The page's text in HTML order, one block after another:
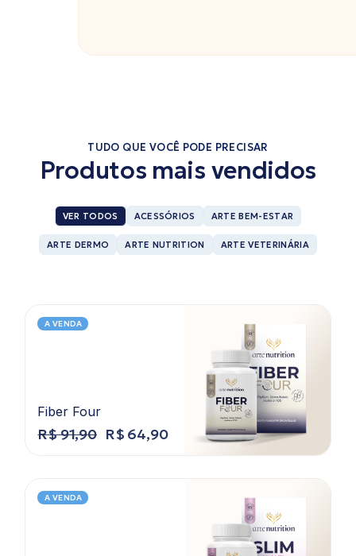
TUDO QUE VOCÊ PODE PRECISAR
Produtos mais vendidos
VER TODOS ACESSÓRIOS ARTE BEM-ESTAR
ARTE DERMO ARTE NUTRITION ARTE VETERINÁRIA
A VENDA
Fiber Four
R$91,90 R$ 64,90
A VENDA